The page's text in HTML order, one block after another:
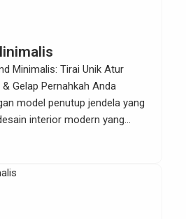
Minimalis: Tirai Unik Atur
Gelap Pernahkah Anda
model penutup jendela yang
interior modern yang
dan keunikan visual
paling dicari oleh pemilik
sering kali menghadapi
tirai: jika tirai […]